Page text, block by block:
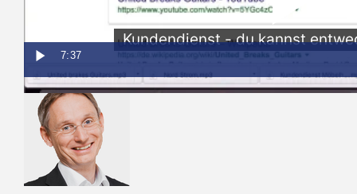
Kundendienst - du kannst
7:37
und die Suche des Schuldigen
Was meinen Sie dazu? Schreiben Sie mir bitte Ihre
Gedanken in das Kommentarfeld unten!